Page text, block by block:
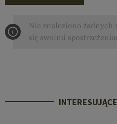
Nie znaleziono żadnych
się swoimi